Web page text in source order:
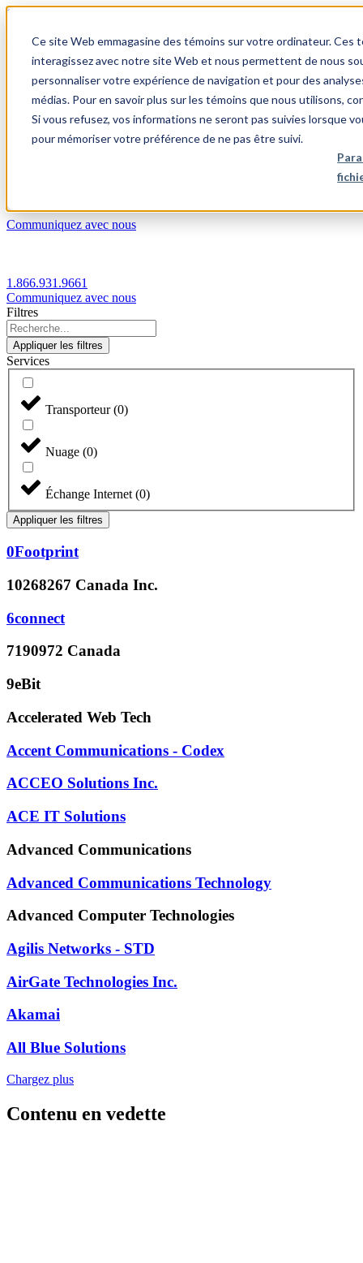
Ce site Web emmagasine des témoins sur votre ordinateur.
interagissez avec notre site Web et nous permettent de nous
personnaliser votre expérience de navigation et pour des
médias. Pour en savoir plus sur les témoins que nous utilisons,
Si vous refusez, vos informations ne seront pas suivies lorsque
pour mémoriser votre préférence de ne pas être suivi.
1.866.931.9661
Login
FR
Communiquez avec nous
1.866.931.9661
Communiquez avec nous
Filtres
Appliquer les filtres
Services
Transporteur(0)
Nuage (0)
Échange Internet (0)
Appliquer les filtres
0Footprint
10268267 Canada Inc.
6connect
7190972 Canada
9eBit
Accelerated Web Tech
Accent Communications - Codex
ACCEO Solutions Inc.
ACE IT Solutions
Advanced Communications
Advanced Communications Technology
Advanced Computer Technologies
Agilis Networks - STD
AirGate Technologies Inc.
Akamai
All Blue Solutions
Chargez plus
Contenu en vedette